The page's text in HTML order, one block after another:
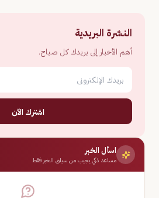
النشرة البريدية
أهم الأخبار إلى بريدك كل صباح.
اشترك الآن
اسأل الخبر
مساعد ذكي يجيب من سياق الخبر فقط